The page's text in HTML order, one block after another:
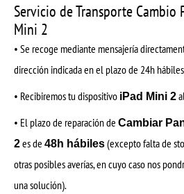
Servicio de Transporte Cambio
Mini 2
• Se recoge mediante mensajería
dirección indicada en el plazo de 24h
• Recibiremos tu dispositivo iPad Mini 2
• El plazo de reparación de Cambiar
2es de 48h hábiles(excepto falta de
otras posibles averías, en cuyo caso nos
una solución).